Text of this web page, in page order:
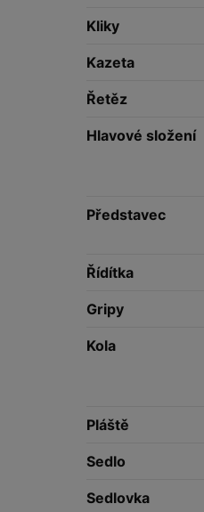
Kliky
Kazeta
Řetěz
Hlavové složení
Představec
Řídítka
Gripy
Kola
Pláště
Sedlo
Sedlovka